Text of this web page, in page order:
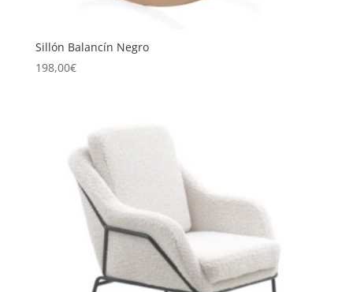
Sillón Balancín Negro
198,00€